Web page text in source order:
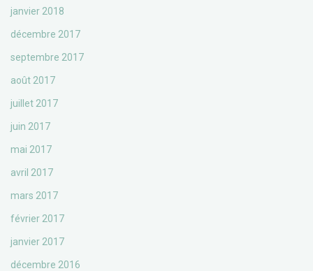
janvier 2018
décembre 2017
septembre 2017
août 2017
juillet 2017
juin 2017
mai 2017
avril 2017
mars 2017
février 2017
janvier 2017
décembre 2016